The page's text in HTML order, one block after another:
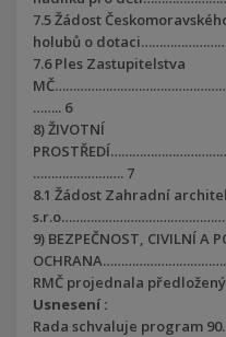
7.5 Žádost
holubů o
7.6 Ples Zastupitelstva
…….. 6
8) ŽIVOTNÍ
……………………. 7
8.1 Žádost Zahradní
9) BEZPEČNOST, CIVILNÍ A
RMČ projednala
Usnesení :
Rada schvaluje program 90.